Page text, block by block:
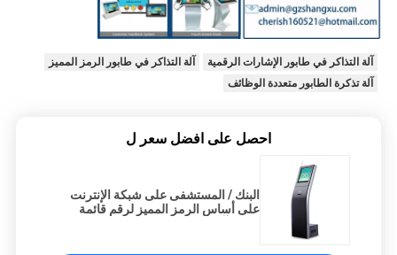
آلة التذاكر في طابور الإشارات الرقمية
آلة التذاكر في طابور الرمز المميز
آلة تذكرة الطابور متعددة الوظائف
احصل على افضل سعر ل
البنك / المستشفى على شبكة الإنترنت
على أساس الرمز المميز لرقم قائمة